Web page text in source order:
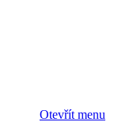
Otevřít menu